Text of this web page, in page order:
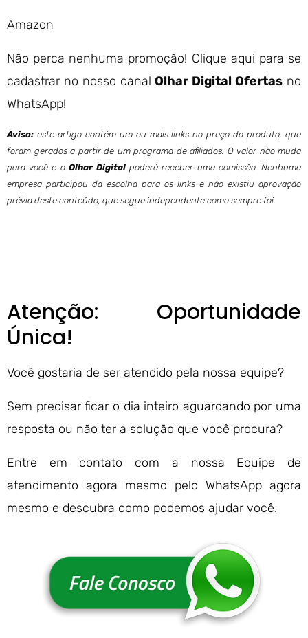
Amazon
Não perca nenhuma promoção! Clique aqui para se
cadastrar no nosso canalOlhar Digital Ofertas no
WhatsApp!
Aviso: este artigo contém um ou mais links no preço do produto, que
foram gerados a partir de um programa de afiliados. O valor não muda
para você e o Olhar Digital poderá receber uma comissão. Nenhuma
empresa participou da escolha para os links e não existiu aprovação
prévia deste conteúdo, que segue independente como sempre foi.
Atenção: Oportunidade
Única!
Você gostaria de ser atendido pela nossa equipe?
Sem precisar ficar o dia inteiro aguardando por uma
resposta ou não ter a solução que você procura?
Entre em contato com a nossa Equipe de
atendimento agora mesmo pelo WhatsApp agora
mesmo e descubra como podemos ajudar você.